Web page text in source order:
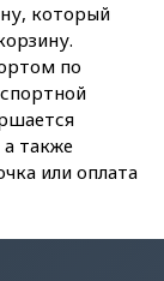
который
по
также
или оплата